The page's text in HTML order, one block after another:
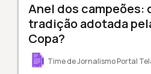
Anel dos campeões:
tradição adotada
Copa?
Time de Jornalismo Portal